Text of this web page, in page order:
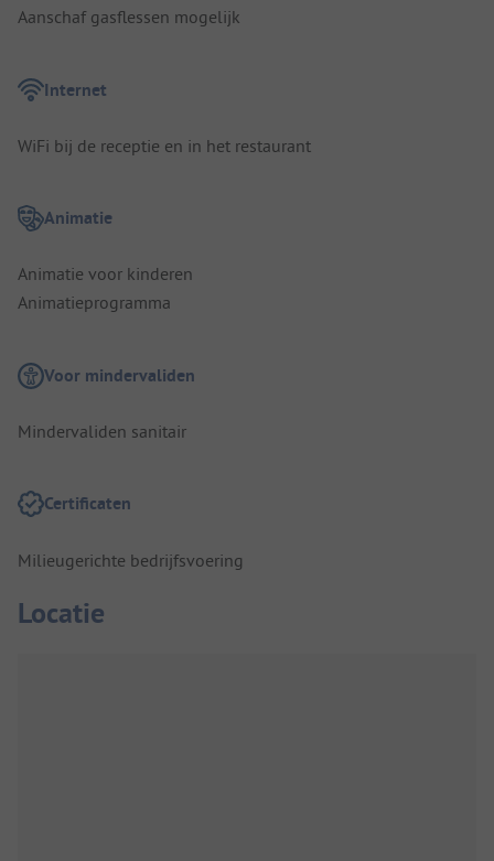
Aanschaf gasflessen mogelijk
Internet
WiFi bij de receptie en in het restaurant
Animatie
Animatie voor kinderen
Animatieprogramma
Voor mindervaliden
Mindervaliden sanitair
Certificaten
Milieugerichte bedrijfsvoering
Locatie